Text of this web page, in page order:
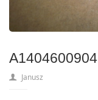
A1404600904
Janusz